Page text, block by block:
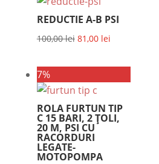
REDUCTIE A-B PSI
100,00lei Prețul
a
fost:
100,00 lei.
81,00 leiPrețul
este:
81,00 lei.
7%
ROLA FURTUN TIP
C 15 BARI, 2 ȚOLI,
20 M, PSI CU
RACORDURI
LEGATE-
MOTOPOMPA